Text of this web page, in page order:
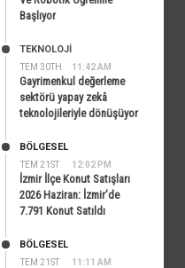
Başlıyor
TEM 30TH 11:42 AM
TEKNOLOJİ
Gayrimenkul değerleme
sektörü yapay zekâ
teknolojileriyle dönüşüyor
TEM 21ST 12:02 PM
BÖLGESEL
İzmir İlçe Konut Satışları
2026 Haziran: İzmir’de
7.791 Konut Satıldı
TEM 21ST 11:11 AM
BÖLGESEL